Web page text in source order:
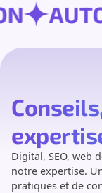
Digital, SEO, web
notre expertise.
pratiques et de